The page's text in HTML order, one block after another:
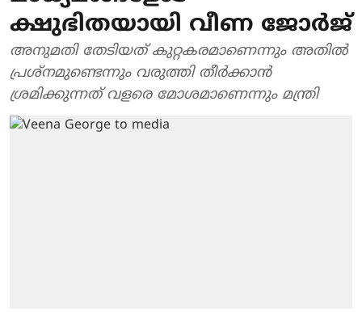
ക്ഷുഭിതയായി വീണ ജോര്‍ജ്
അനുമതി തേടിയത് കുറ്റകരമാണെന്നും അതില്‍
പ്രശ്‌നമുണ്ടെന്നും വരുത്തി തീര്‍ക്കാന്‍
ശ്രമിക്കുന്നത് വളരെ മോശമാണെന്നും മന്ത്രി